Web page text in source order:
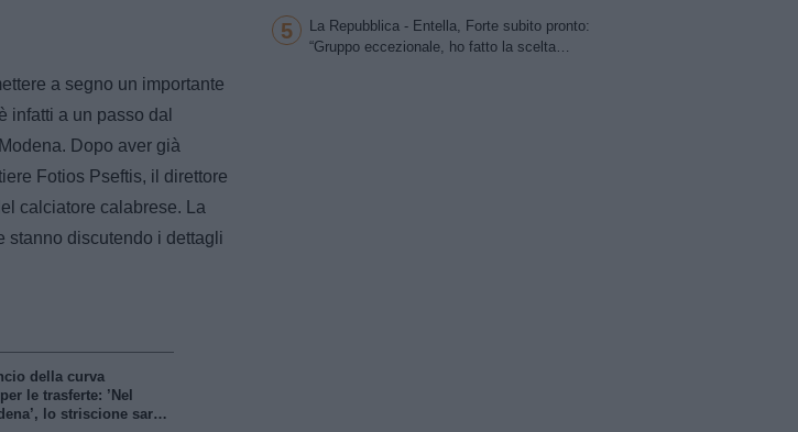
a segno un importante
infatti a un passo dal
Dopo aver già
Fotios Pseftis, il direttore
calciatore calabrese. La
stanno discutendo i dettagli
della curva
le trasferte: ’Nel
lo striscione sarà
5
La Repubblica - Entella, Forte subito pronto:
“Gruppo eccezionale, ho fatto la scelta